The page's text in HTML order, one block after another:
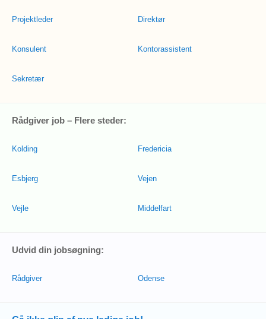
Projektleder
Konsulent
Sekretær
Direktør
Kontorassistent
Rådgiver job – Flere steder:
Kolding
Esbjerg
Vejle
Fredericia
Vejen
Middelfart
Udvid din jobsøgning:
Rådgiver Odense